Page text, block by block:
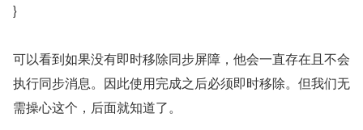
}
可以看到如果没有即时移除同步屏障，他会一直存在且不会
执行同步消息。因此使用完成之后必须即时移除。但我们无
需操心这个，后面就知道了。